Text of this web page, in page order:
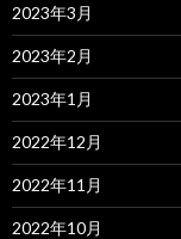
2023年3月
2023年2月
2023年1月
2022年12月
2022年11月
2022年10月